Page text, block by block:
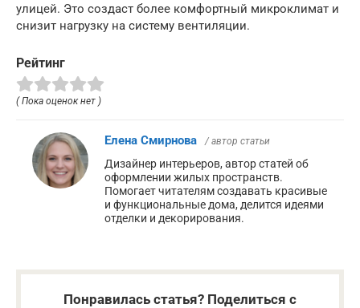
улицей. Это создаст более комфортный микроклимат и
снизит нагрузку на систему вентиляции.
Рейтинг
( Пока оценок нет )
Елена Смирнова / автор статьи
Дизайнер интерьеров, автор статей об
оформлении жилых пространств.
Помогает читателям создавать красивые
и функциональные дома, делится идеями
отделки и декорирования.
Понравилась статья? Поделиться с